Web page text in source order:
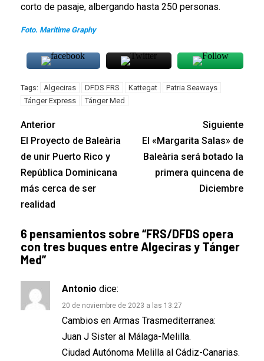
corto de pasaje, albergando hasta 250 personas.
Foto. Maritime Graphy
Tags: Algeciras DFDS FRS Kattegat
Patria Seaways
Tánger Express
Tánger Med
Anterior
El Proyecto de Baleària
de unir Puerto Rico y
República Dominicana
más cerca de ser
realidad
Siguiente
El «Margarita Salas» de
Baleària será botado la
primera quincena de
Diciembre
6 pensamientos sobre “FRS/DFDS opera
con tres buques entre Algeciras y Tánger
Med”
Antonio dice:
20 de noviembre de 2023 a las 13:27
Cambios en Armas Trasmediterranea:
Juan J Sister al Málaga-Melilla.
Ciudad Autónoma Melilla al Cádiz-Canarias.